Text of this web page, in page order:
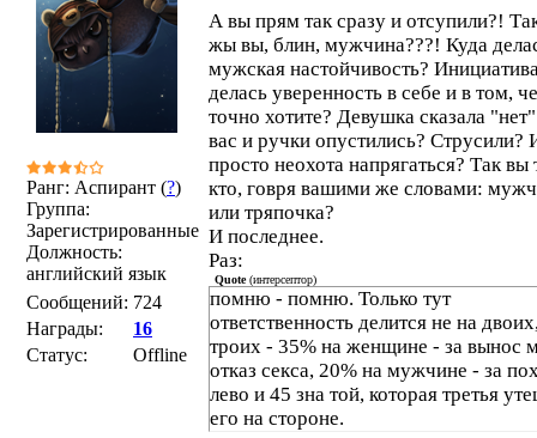
Ранг: Аспирант (?)
Группа:
Зарегистрированные
Должность:
английский язык
Сообщений: 724
Награды:
16
Статус:
Offline
А вы прям так сразу и отсупили?!
жы вы, блин, мужчина???! Куда
мужская настойчивость?
делась уверенность в себе и в том,
точно хотите? Девушка сказала
вас и ручки опустились? Струсили?
просто неохота напрягаться? Так вы
кто, говря вашими же словами:
или тряпочка?
И последнее.
Раз:
Quote(интерсептор)
помню - помню. Только тут
ответственность делится не на
троих - 35% на женщине - за вынос
отказ секса, 20% на мужчине - за
лево и 45 зна той, которая третья
его на стороне.